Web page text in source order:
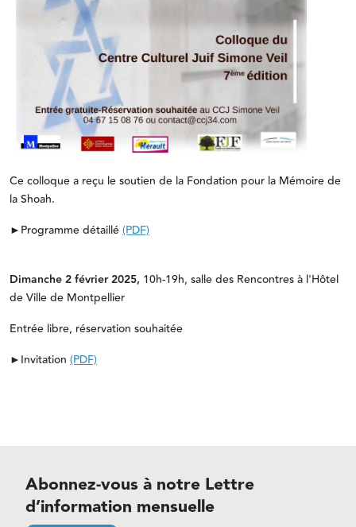
Ce colloque a reçu le soutien de la Fondation pour la Mémoire de
la Shoah.
►Programme détaillé(PDF)
Dimanche 2 février 2025, 10h-19h, salle des Rencontres à l'Hôtel
de Ville de Montpellier
Entrée libre, réservation souhaitée
►Invitation (PDF)
Abonnez-vous à notre Lettre
d’information mensuelle